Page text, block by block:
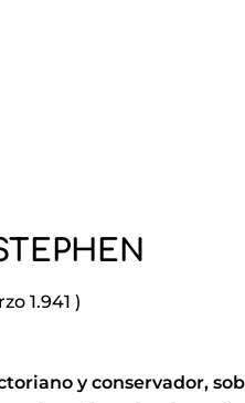
1.941 )
y conservador,